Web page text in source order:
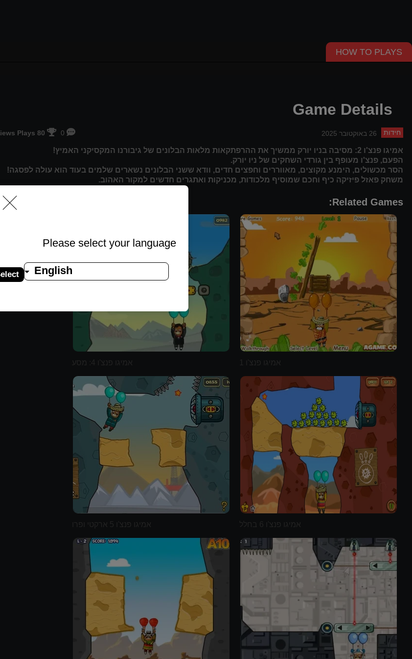
Please select your language
English
HOW TO PLAYS
Game Details
חידות 26 באוקטובר 2025 0
80 views Plays
אמיגו פנצ'ו 2: מסיבה בניו יורק ממשיך את ההרפתקאות מלאות הבלונים של גיבורנו המקסיקני האמיץ!
הפעם, פנצ'ו מעופף בין גורדי השחקים של ניו יורק.
הסר מכשולים, הימנע מקוצים, מאווררים וחפצים חדים, וודא ששני הבלונים נשארים שלמים בעוד הוא עולה לפסגה!
משחק פאזל פיזיקה כיף וחכם שמוסיף מלכודות, מכניקות ואתגרים חדשים למקור האהוב.
Related Games: